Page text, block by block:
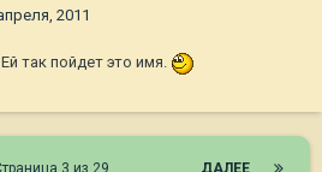
2011
так пойдет это имя.